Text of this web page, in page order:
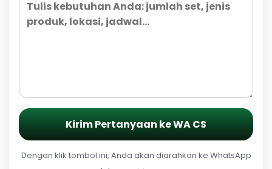
Kirim Pertanyaan ke WA CS
Dengan klik tombol ini, Anda akan diarahkan ke WhatsApp